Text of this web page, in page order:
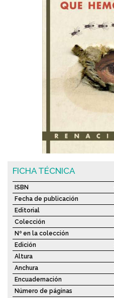
FICHA TÉCNICA
ISBN
Fecha de publicación
Editorial
Colección
Nº en la colección
Edición
Altura
Anchura
Encuadernación
Número de páginas